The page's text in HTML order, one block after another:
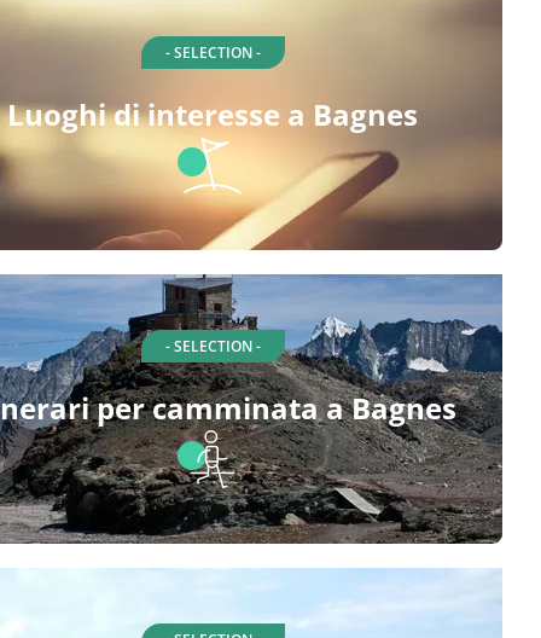
- SELECTION -
Luoghi di interesse a Bagnes
- SELECTION -
per camminata a Bagnes